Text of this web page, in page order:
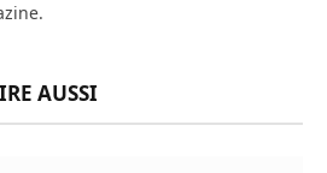
AUSSI